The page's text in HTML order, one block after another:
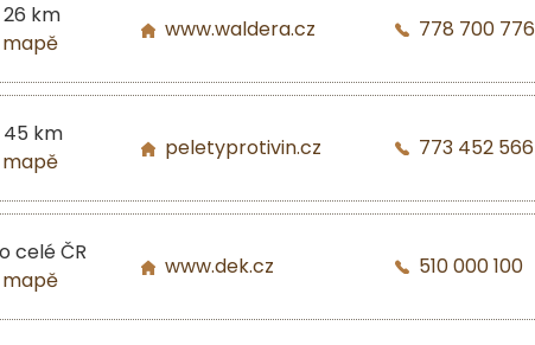
km
www.waldera.cz 778 700 776
km
peletyprotivin.cz 773 452 566
celé ČR
www.dek.cz 510 000 100